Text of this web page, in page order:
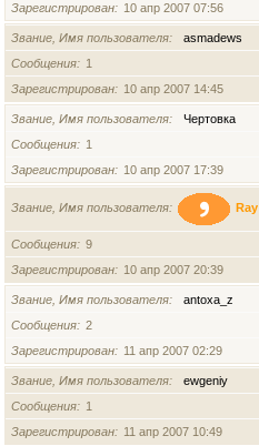
Зарегистрирован
10 апр 2007 07:56
Звание, Имя пользователя
asmadews
Сообщения
1
Зарегистрирован
10 апр 2007 14:45
Звание, Имя пользователя
Чертовка
Сообщения
1
Зарегистрирован
10 апр 2007 17:39
Звание, Имя пользователя Ray
Сообщения
9
Зарегистрирован
10 апр 2007 20:39
Звание, Имя пользователя
antoxa_z
Сообщения
2
Зарегистрирован
11 апр 2007 02:29
Звание, Имя пользователя
ewgeniy
Сообщения
1
Зарегистрирован
11 апр 2007 10:49